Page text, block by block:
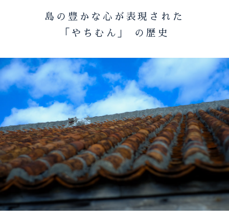
島の豊かな心が表現された
「やちむん」 の歴史